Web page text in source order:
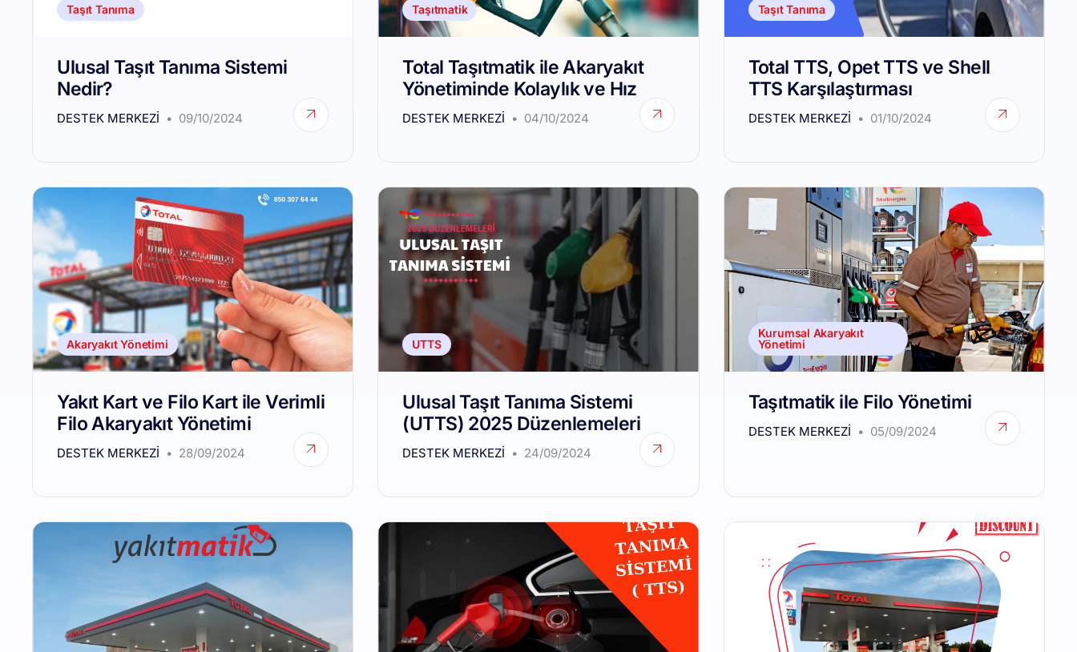
Taşıt Tanıma
Ulusal Taşıt Tanıma Sistemi
Nedir?
DESTEK MERKEZI 09/10/2024
Taşıtmatik
Total Taşıtmatik ile Akaryakıt
Yönetiminde Kolaylık ve Hız
DESTEK MERKEZI 04/10/2024
Taşıt Tanıma
Total TTS, Opet TTS ve Shell
TTS Karşılaştırması
DESTEK MERKEZI 01/10/2024
Akaryakıt Yönetimi
Yakıt Kart ve Filo Kart ile Verimli
Filo Akaryakıt Yönetimi
DESTEK MERKEZI 28/09/2024
UTTS
Ulusal Taşıt Tanıma Sistemi
(UTTS) 2025 Düzenlemeleri
DESTEK MERKEZI 24/09/2024
Kurumsal Akaryakıt
Yönetimi
Taşıtmatik ile Filo Yönetimi
DESTEK MERKEZI 05/09/2024